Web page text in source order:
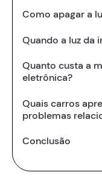
Como apagar a
Quando a luz da
Quanto custa a
eletrônica?
Quais carros
problemas
Conclusão